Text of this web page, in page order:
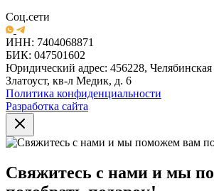
Соц.сети
ИНН: 7404068871
БИК: 047501602
Юридический адрес: 456228, Челябинская
Златоуст, кв-л Медик, д. 6
Политика конфиденциальности
Разработка сайта
Свяжитесь с нами и мы